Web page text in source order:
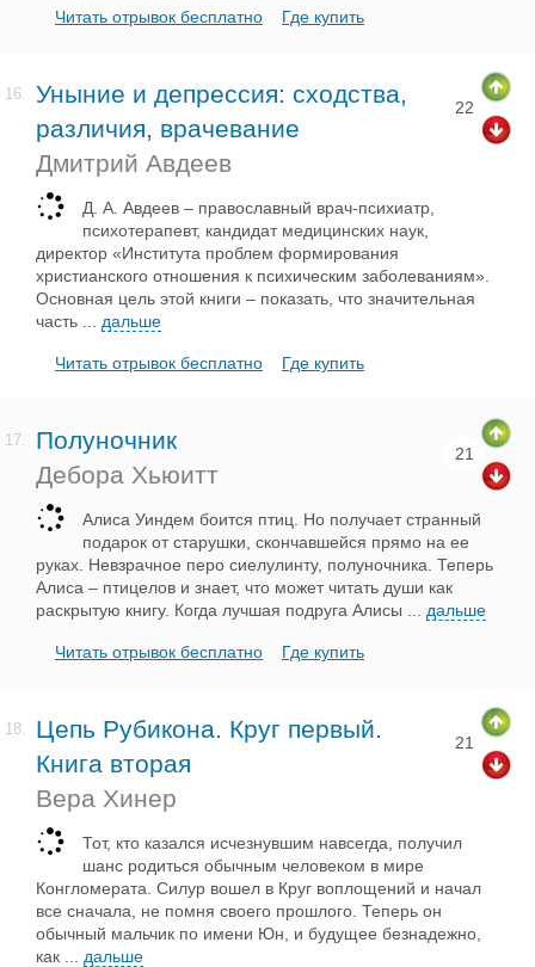
Читать отрывок бесплатно Где купить
16.
Уныние и депрессия: сходства,
различия, врачевание
Дмитрий Авдеев
22
Д. А. Авдеев – православный врач-психиатр,
психотерапевт, кандидат медицинских наук,
директор «Института проблем формирования
христианского отношения к психическим заболеваниям».
Основная цель этой книги – показать, что значительная
часть
дальше
Читать отрывок бесплатно Где купить
17.
Полуночник
Дебора Хьюитт
21
Алиса Уиндем боится птиц. Но получает странный
подарок от старушки, скончавшейся прямо на ее
руках. Невзрачное перо сиелулинту, полуночника. Теперь
Алиса – птицелов и знает, что может читать души как
раскрытую книгу. Когда лучшая подруга Алисы
дальше
Читать отрывок бесплатно Где купить
18.
Цепь Рубикона. Круг первый.
Книга вторая
Вера Хинер
21
Тот, кто казался исчезнувшим навсегда, получил
шанс родиться обычным человеком в мире
Конгломерата. Силур вошел в Круг воплощений и начал
все сначала, не помня своего прошлого. Теперь он
обычный мальчик по имени Юн, и будущее безнадежно,
как
дальше